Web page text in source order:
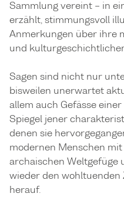
Sammlung vereint – in
erzählt, stimmungsvoll
Anmerkungen über ihre
und
Sagen sind nicht nur
bisweilen unerwartet
allem auch Gefässe
Spiegel jener
denen sie
modernen Menschen
archaischen Weltgefüge
wieder den wohltuenden
herauf.